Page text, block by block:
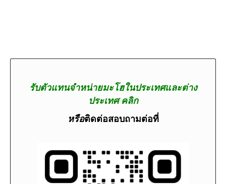
รับตัวแทนจำหน่ายมะโฮในประเทศและต่าง
ประเทศ คลิก
หรือติดต่อสอบถามต่อที่